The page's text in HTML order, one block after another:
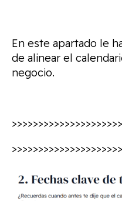
En este apartado le
de alinear el
negocio.